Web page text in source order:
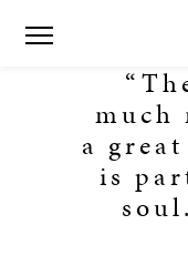
much
a
is